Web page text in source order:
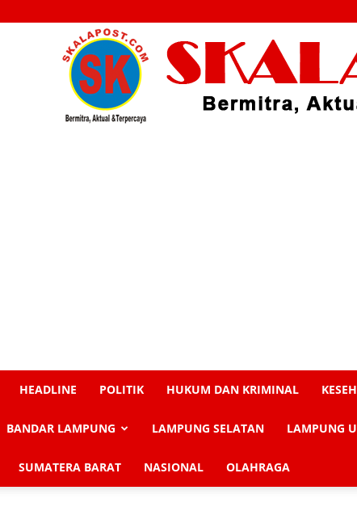
HEADLINE POLITIK HUKUM DAN KRIMINAL
BANDAR LAMPUNG LAMPUNG SELATAN LAMPUNG
SUMATERA BARAT NASIONAL OLAHRAGA